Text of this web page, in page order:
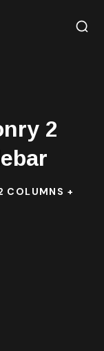
2
COLUMNS +